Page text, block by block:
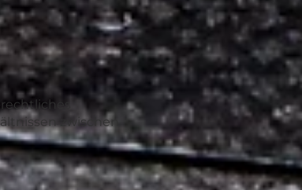
zwischen